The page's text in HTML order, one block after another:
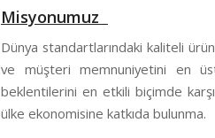
Misyonumuz
Dünya standartlarındaki kaliteli
ve müşteri memnuniyetini en
beklentilerini en etkili biçimde
ülke ekonomisine katkıda bulunma.